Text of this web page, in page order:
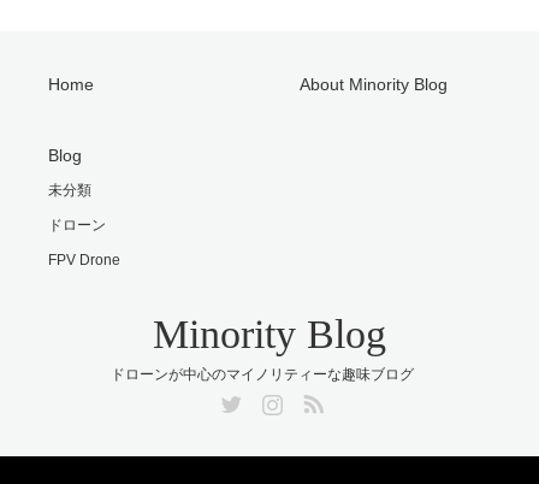
Home About Minority Blog
Blog
未分類
ドローン
FPV Drone
Minority Blog
ドローンが中心のマイノリティーな趣味ブログ